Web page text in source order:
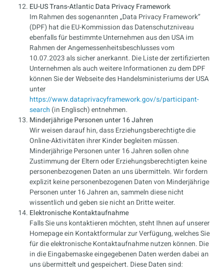
EU-US Trans-Atlantic Data Privacy Framework
Im Rahmen des sogenannten „Data Privacy Framework”
(DPF) hat die EU-Kommission das Datenschutzniveau
ebenfalls für bestimmte Unternehmen aus den USA im
Rahmen der Angemessenheitsbeschlusses vom
10.07.2023 als sicher anerkannt. Die Liste der zertifizierten
Unternehmen als auch weitere Informationen zu dem DPF
können Sie der Webseite des Handelsministeriums der USA
unter
https://www.dataprivacyframework.gov/s/participant-
search (in Englisch) entnehmen.
Minderjährige Personen unter 16 Jahren
Wir weisen darauf hin, dass Erziehungsberechtigte die
Online-Aktivitäten ihrer Kinder begleiten müssen.
Minderjährige Personen unter 16 Jahren sollen ohne
Zustimmung der Eltern oder Erziehungsberechtigten keine
personenbezogenen Daten an uns übermitteln. Wir fordern
explizit keine personenbezogenen Daten von Minderjährige
Personen unter 16 Jahren an, sammeln diese nicht
wissentlich und geben sie nicht an Dritte weiter.
Elektronische Kontaktaufnahme
Falls Sie uns kontaktieren möchten, steht Ihnen auf unserer
Homepage ein Kontaktformular zur Verfügung, welches Sie
für die elektronische Kontaktaufnahme nutzen können. Die
in die Eingabemaske eingegebenen Daten werden dabei an
uns übermittelt und gespeichert. Diese Daten sind: